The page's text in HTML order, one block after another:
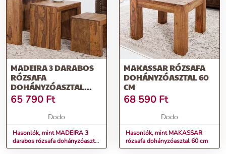
MADEIRA 3 DARABOS
RÓZSAFA
DOHÁNYZÓASZTAL
SZETT
65 790 Ft
Dodo
Hasonlók, mint MADEIRA 3
darabos rózsafa dohányzóasztal
szett
MAKASSAR RÓZSAFA
DOHÁNYZÓASZTAL 60
CM
68 590 Ft
Dodo
Hasonlók, mint MAKASSAR
rózsafa dohányzóasztal 60 cm